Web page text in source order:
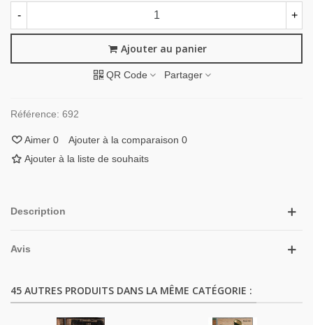
- +
Ajouter au panier
QR Code Partager
Référence: 692
Aimer 0 Ajouter à la comparaison 0
Ajouter à la liste de souhaits
Description
Avis
45 AUTRES PRODUITS DANS LA MÊME CATÉGORIE :